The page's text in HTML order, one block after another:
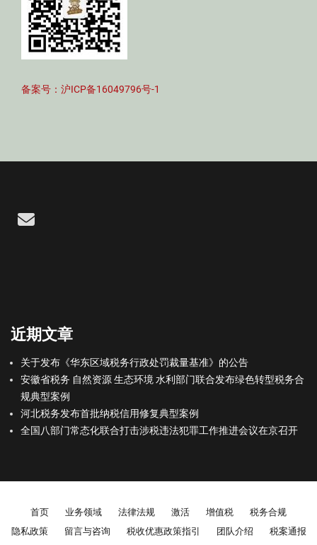
备案号：沪ICP备16049796号-1
Email
近期文章
关于发布《华东区域税务行政处罚裁量基准》的公告
安徽省税务 自然资源 生态环境 水利部门联合发布绿色转型税务合
规典型案例
河北税务发布首批纳税信用修复典型案例
全国八部门常态化联合打击涉税违法犯罪工作推进会议在京召开
Footer menu
首页 业务领域 法律法规 激活 增值税
税务合规
隐私政策
留言与咨询 税收优惠政策指引 团队介绍 税案通报